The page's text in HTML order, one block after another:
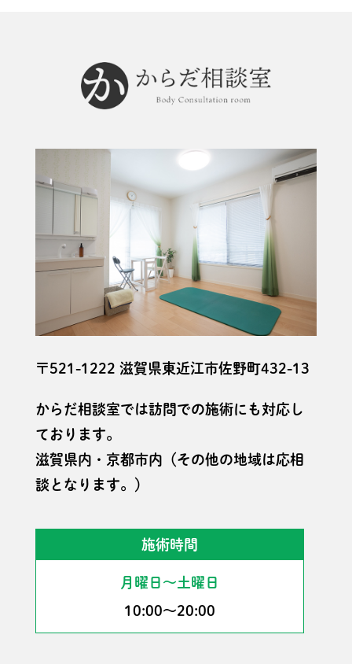
〒521-1222 滋賀県東近江市佐野町432-13
からだ相談室では訪問での施術にも対応し
ております。
滋賀県内・京都市内（その他の地域は応相
談となります。）
施術時間
月曜日〜土曜日
10:00〜20:00